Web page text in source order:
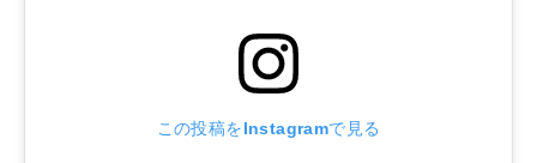
この投稿をInstagramで見る